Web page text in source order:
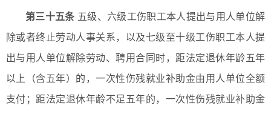
第三十五条 五级、六级工伤职工本人提出与用人单位解
除或者终止劳动人事关系，以及七级至十级工伤职工本人提
出与用人单位解除劳动、聘用合同时，距法定退休年龄五年
以上（含五年）的，一次性伤残就业补助金由用人单位全额
支付；距法定退休年龄不足五年的，一次性伤残就业补助金